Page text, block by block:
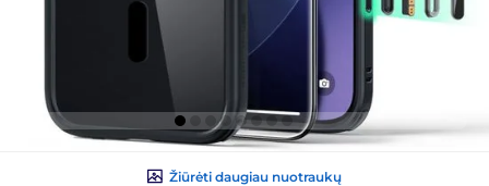
Žiūrėti daugiau nuotraukų